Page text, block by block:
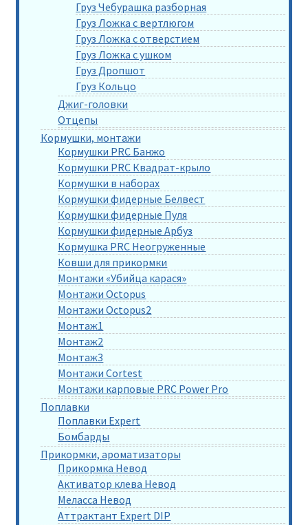
Груз Чебурашка разборная
Груз Ложка с вертлюгом
Груз Ложка с отверстием
Груз Ложка с ушком
Груз Дропшот
Груз Кольцо
Джиг-головки
Отцепы
Кормушки, монтажи
Кормушки PRC Банжо
Кормушки PRC Квадрат-крыло
Кормушки в наборах
Кормушки фидерные Белвест
Кормушки фидерные Пуля
Кормушки фидерные Арбуз
Кормушка PRC Неогруженные
Ковши для прикормки
Монтажи «Убийца карася»
Монтажи Octopus
Монтажи Octopus2
Монтаж1
Монтаж2
Монтаж3
Монтажи Cortest
Монтажи карповые PRC Power Pro
Поплавки
Поплавки Expert
Бомбарды
Прикормки, ароматизаторы
Прикормка Невод
Активатор клева Невод
Меласса Невод
Аттрактант Expert DIP